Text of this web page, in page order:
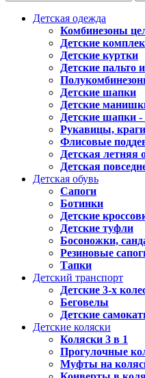
Детская одежда
Комбинезоны
Детские
Детские куртки
Детские пальто
Детские шапки
Детские
Детские шапки
Рукавицы,
Флисовые
Детская летняя
Детская
Детская обувь
Сапоги
Ботинки
Детские
Детские туфли
Босоножки,
Резиновые
Тапки
Детский транспорт
Детские 3-х
Беговелы
Детские
Детские коляски
Коляски 3 в 1
Прогулочные
Муфты на